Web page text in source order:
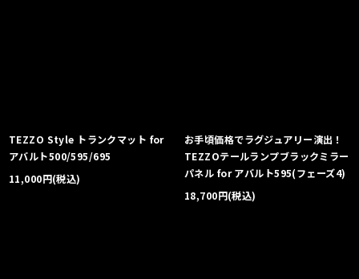
TEZZO Style トランクマット for
アバルト500/595/695
11,000円(税込)
お手頃価格でラグジュアリー演出！
TEZZOテールランプブラックミラー
パネル for アバルト595(フェーズ4)
18,700円(税込)